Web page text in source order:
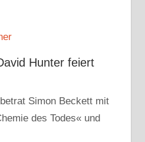
Hunter feiert
Simon Beckett mit
des Todes« und